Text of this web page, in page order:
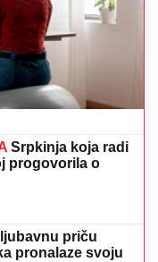
Srpkinja koja radi
progovorila o
priču
pronalaze svoju